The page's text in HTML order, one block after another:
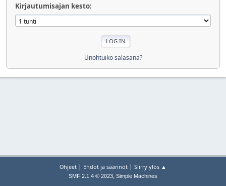
Kirjautumisajan kesto:
Unohtuiko salasana?
Ohjeet | Ehdot ja säännöt | Siirry ylös ▲
SMF 2.1.4 © 2023, Simple Machines